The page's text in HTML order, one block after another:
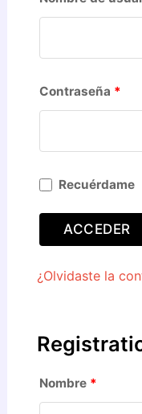
Contraseña *
Recuérdame
ACCEDER
¿Olvidaste la
Nombre *